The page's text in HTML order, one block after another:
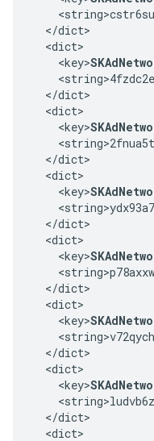
  </dict>
  <dict>
    <key>
  </dict>
  <dict>
    <key>
  </dict>
  <dict>
    <key>
  </dict>
  <dict>
    <key>
  </dict>
  <dict>
    <key>
  </dict>
  <dict>
    <key>
  </dict>
  <dict>